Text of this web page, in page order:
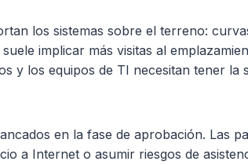
los sistemas sobre el terreno:
implicar más visitas al
y los equipos de TI necesitan tener la
en la fase de aprobación. Las
a Internet o asumir riesgos de